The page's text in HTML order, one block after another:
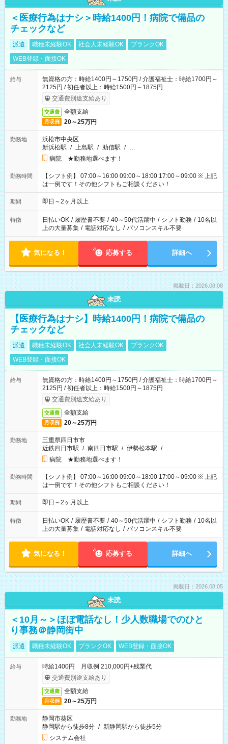
＜医療行為はナシ＞時給1400円！病院で備品の
チェックなど
派遣 職種未経験OK 社会人未経験OK
ブランクOK
WEB登録・面接OK
給与
無資格の方：時給1400円～1750円 / 介護福祉士：時給1700円～
2125円 / 初任者以上：時給1500円～1875円
交通費別途支給あり
交通費 全額支給
月収例 20～25万円
勤務地
浜松市中央区
新浜松駅 / 上島駅 / 助信駅 / …
病院 ★勤務地選べます！
勤務時間
【シフト例】 07:00～16:00 09:00～18:00 17:00～09:00 ※ 上記
は一例です！その他シフトもご相談ください！
期間 即日～2ヶ月以上
特徴 日払いOK / 履歴書不要 / 40～50代活躍中 / シフト勤務 / 10名以
上の大量募集 / 電話対応なし / パソコンスキル不要
気になる！ 応募する 詳細へ
掲載日：2026.08.08
未読
【医療行為はナシ】時給1400円！病院で備品の
チェックなど
派遣 職種未経験OK 社会人未経験OK
ブランクOK
WEB登録・面接OK
給与
無資格の方：時給1400円～1750円 / 介護福祉士：時給1700円～
2125円 / 初任者以上：時給1500円～1875円
交通費別途支給あり
交通費 全額支給
月収例 20～25万円
勤務地
三重県四日市市
近鉄四日市駅 / 南四日市駅 / 伊勢松本駅 / …
病院 ★勤務地選べます！
勤務時間
【シフト例】 07:00～16:00 09:00～18:00 17:00～09:00 ※ 上記
は一例です！その他シフトもご相談ください！
期間 即日～2ヶ月以上
特徴 日払いOK / 履歴書不要 / 40～50代活躍中 / シフト勤務 / 10名以
上の大量募集 / 電話対応なし / パソコンスキル不要
気になる！ 応募する 詳細へ
掲載日：2026.08.05
未読
＜10月～＞ほぼ電話なし！少人数職場でのひと
り事務＠静岡街中
派遣 職種未経験OK ブランクOK WEB登録・面接OK
給与
時給1400円 月収例 210,000円+残業代
交通費別途支給あり
交通費 全額支給
月収例 20～25万円
勤務地
静岡市葵区
静岡駅から徒歩8分 / 新静岡駅から徒歩5分
システム会社